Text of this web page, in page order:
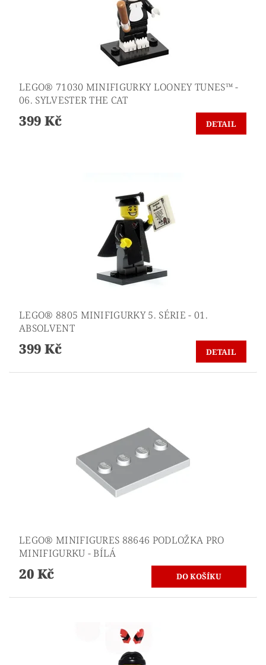
LEGO® 71030 MINIFIGURKY LOONEY TUNES™ -
06. SYLVESTER THE CAT
399 Kč DETAIL
LEGO® 8805 MINIFIGURKY 5. SÉRIE - 01.
ABSOLVENT
399 Kč DETAIL
LEGO® MINIFIGURES 88646 PODLOŽKA PRO
MINIFIGURKU - BÍLÁ
20 Kč